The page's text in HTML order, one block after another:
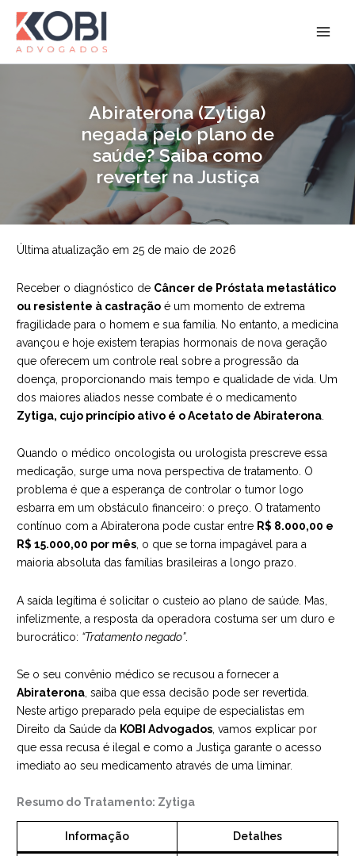
para
conteúdo
Abiraterona (Zytiga)
negada pelo plano de
saúde? Saiba como
reverter na Justiça
Última atualização em 25 de maio de 2026
Receber o diagnóstico de Câncer de Próstata metastático
ou resistente à castração é um momento de extrema
fragilidade para o homem e sua família. No entanto, a medicina
avançou e hoje existem terapias hormonais de nova geração
que oferecem um controle real sobre a progressão da
doença, proporcionando mais tempo e qualidade de vida. Um
dos maiores aliados nesse combate é o medicamento
Zytiga, cujo princípio ativo é o Acetato de Abiraterona
Quando o médico oncologista ou urologista prescreve essa
medicação, surge uma nova perspectiva de tratamento. O
problema é que a esperança de controlar o tumor logo
esbarra em um obstáculo financeiro: o preço. O tratamento
contínuo com a Abiraterona pode custar entre R$ 8.000,00 e
R$ 15.000,00 por mês , o que se torna impagável para a
maioria absoluta das famílias brasileiras a longo prazo.
A saída legítima é solicitar o custeio ao plano de saúde. Mas,
infelizmente, a resposta da operadora costuma ser um duro e
burocrático: “Tratamento negado”.
Se o seu convênio médico se recusou a fornecer a
Abiraterona , saiba que essa decisão pode ser revertida.
Neste artigo preparado pela equipe de especialistas em
Direito da Saúde da KOBI Advogados , vamos explicar por
que essa recusa é ilegal e como a Justiça garante o acesso
imediato ao seu medicamento através de uma liminar.
Resumo do Tratamento: Zytiga
Informação Detalhes